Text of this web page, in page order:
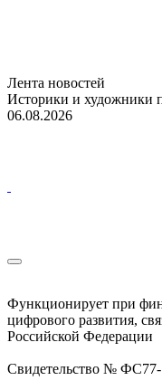
Лента новостей
Историки и художники
06.08.2026
Функционирует при
цифрового развития,
Российской Федерации
Свидетельство № ФС77-